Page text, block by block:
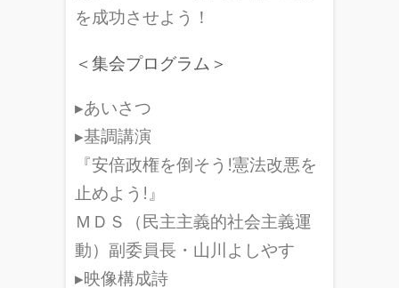
を成功させよう！
＜集会プログラム＞
▸あいさつ
▸基調講演
『安倍政権を倒そう!憲法改悪を
止めよう!』
ＭＤＳ（民主主義的社会主義運
動）副委員長・山川よしやす
▸映像構成詩